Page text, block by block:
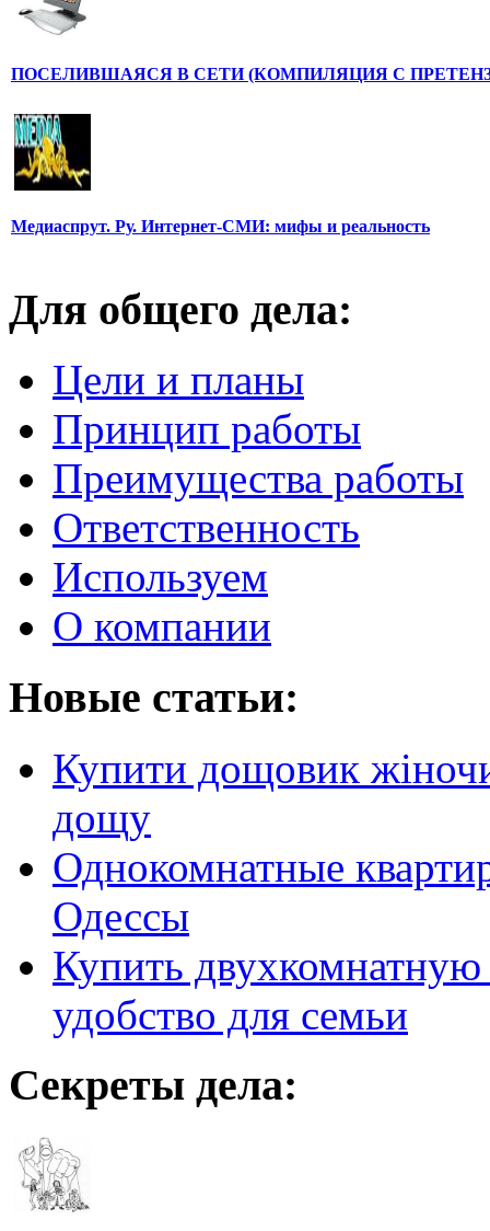
ПОСЕЛИВШАЯСЯ В СЕТИ (КОМПИЛЯЦИЯ С
Медиаспрут. Ру. Интернет-СМИ: мифы и реальность
Для общего дела:
Цели и планы
Принцип работы
Преимущества работы
Ответственность
Используем
О компании
Новые статьи:
Купити дощовик
дощу
Однокомнатные
Одессы
Купить
удобство для семьи
Секреты дела: